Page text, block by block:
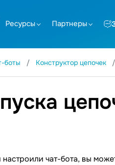
Ресурсы Партнеры
боты Конструктор цепочек
чат-бота, вы